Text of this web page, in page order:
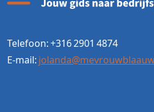
Telefoon: +316 2901 4874
E-mail: